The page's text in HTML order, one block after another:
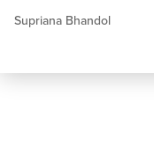
Supriana Bhandol